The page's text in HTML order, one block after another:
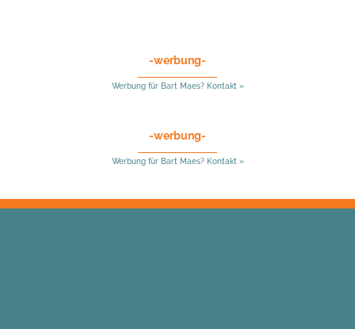
-werbung-
Werbung für Bart Maes? Kontakt »
-werbung-
Werbung für Bart Maes? Kontakt »